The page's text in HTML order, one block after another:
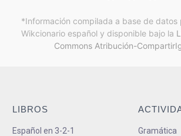
*Información compilada a base de datos
Wikcionario español y disponible bajo la
Commons Atribución-
LIBROS
Español en 3-2-1
Gramática